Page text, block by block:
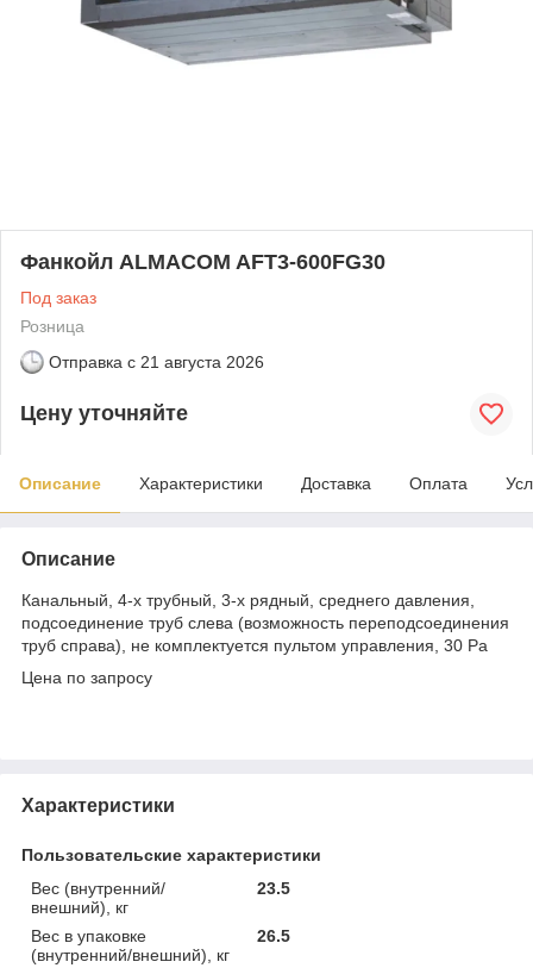
Фанкойл ALMACOM AFT3-600FG30
Под заказ
Розница
Отправка с 21 августа 2026
Цену уточняйте
Описание Характеристики Доставка Оплата
Описание
Канальный, 4-х трубный, 3-х рядный, среднего давления,
подсоединение труб слева (возможность переподсоединения
труб справа), не комплектуется пультом управления, 30 Pa
Цена по запросу
Характеристики
Пользовательские характеристики
Вес (внутренний/
внешний), кг
23.5
Вес в упаковке
(внутренний/внешний), кг
26.5